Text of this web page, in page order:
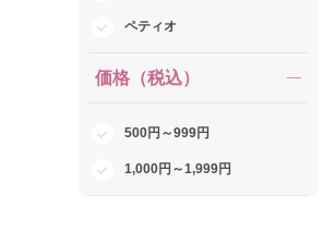
ペティオ
価格（税込）
500円～999円
1,000円～1,999円